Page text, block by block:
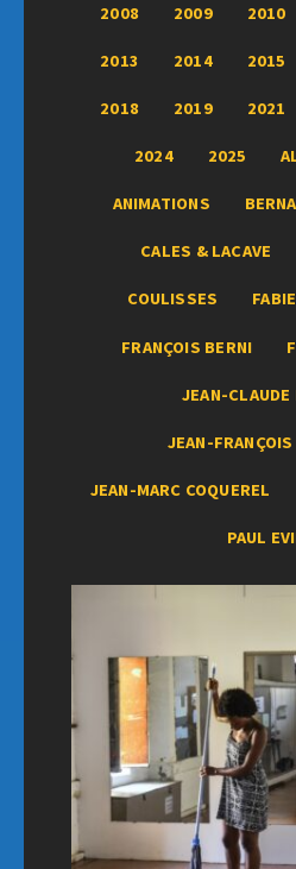
2008 2009 2010
2013 2014 2015
2018 2019 2021
2024 2025
ANIMATIONS
CALES & LACAVE
COULISSES
FRANÇOIS BERNI
JEAN-CLAUDE
JEAN-
JEAN-MARC COQUEREL
PAUL